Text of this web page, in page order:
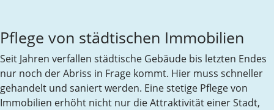
Pflege von städtischen Immobilien
Seit Jahren verfallen städtische Gebäude bis letzten Endes
nur noch der Abriss in Frage kommt. Hier muss schneller
gehandelt und saniert werden. Eine stetige Pflege von
Immobilien erhöht nicht nur die Attraktivität einer Stadt,